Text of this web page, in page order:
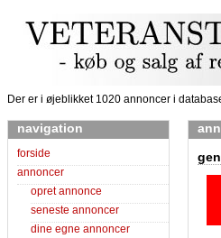
Der er i øjeblikket 1020 annoncer i
navigation
forside
annoncer
opret annonce
seneste annoncer
dine egne annoncer